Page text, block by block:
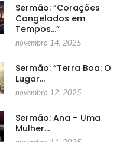
Sermão: “Corações
Congelados em
Tempos…”
novembro 14, 2025
Sermão: “Terra Boa: O
Lugar…
novembro 12, 2025
Sermão: Ana – Uma
Mulher…